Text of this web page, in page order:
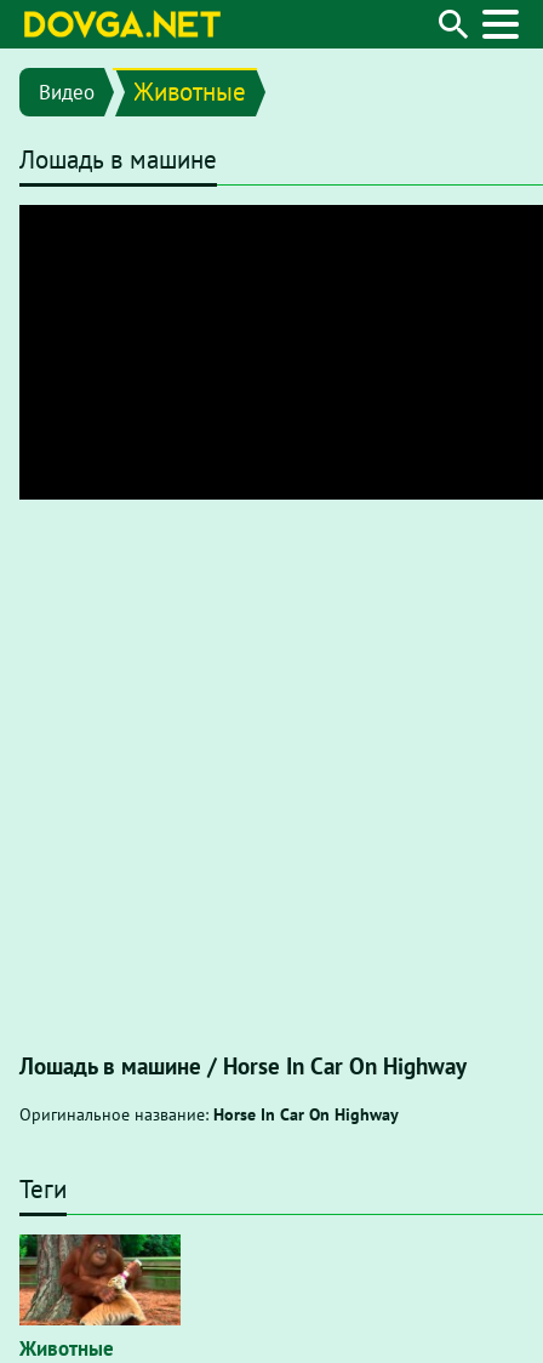
Видео Животные
Лошадь в машине
Лошадь в машине / Horse In Car On Highway
Оригинальное название: Horse In Car On Highway
Теги
Животные